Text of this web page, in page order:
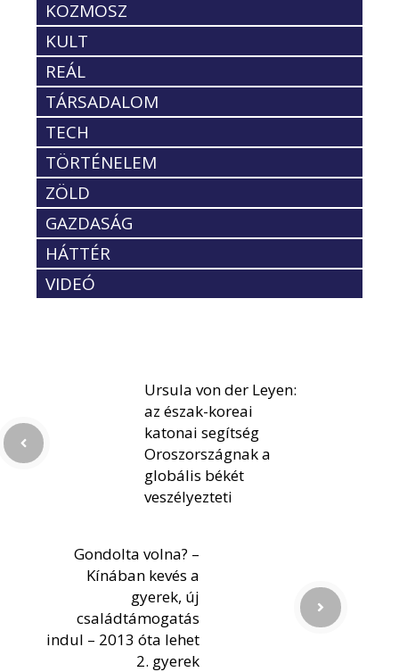
KOZMOSZ
KULT
REÁL
TÁRSADALOM
TECH
TÖRTÉNELEM
ZÖLD
GAZDASÁG
HÁTTÉR
VIDEÓ
Ursula von der Leyen:
az észak-koreai
katonai segítség
Oroszországnak a
globális békét
veszélyezteti
Gondolta volna? –
Kínában kevés a
gyerek, új
családtámogatás
indul – 2013 óta lehet
2. gyerek